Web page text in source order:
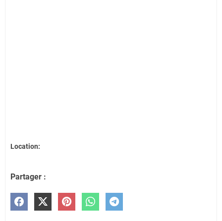
Location:
Partager :